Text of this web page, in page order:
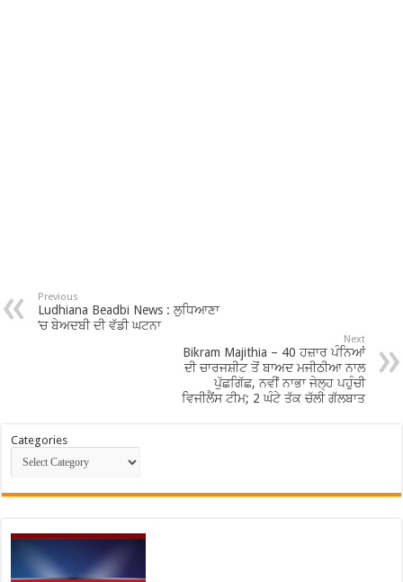
Previous
Ludhiana Beadbi News : ਲੁਧਿਆਣਾ
’ਚ ਬੇਅਦਬੀ ਦੀ ਵੱਡੀ ਘਟਨਾ
Next
Bikram Majithia – 40 ਹਜ਼ਾਰ ਪੰਨਿਆਂ
ਦੀ ਚਾਰਜਸ਼ੀਟ ਤੋਂ ਬਾਅਦ ਮਜੀਠੀਆ ਨਾਲ
ਪੁੱਛਗਿੱਛ, ਨਵੀਂ ਨਾਭਾ ਜੇਲ੍ਹ ਪਹੁੰਚੀ
ਵਿਜੀਲੈਂਸ ਟੀਮ; 2 ਘੰਟੇ ਤੱਕ ਚੱਲੀ ਗੱਲਬਾਤ
Categories